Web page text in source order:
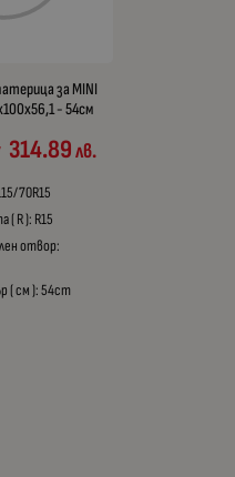
за MINI
- 54см
314.89лв.
70R15
( R ): R15
отвор:
( см ): 54cm